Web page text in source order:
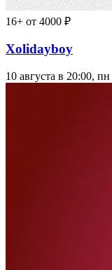
16+ от 4000 ₽
Xolidayboy
10 августа в 20:00, пн